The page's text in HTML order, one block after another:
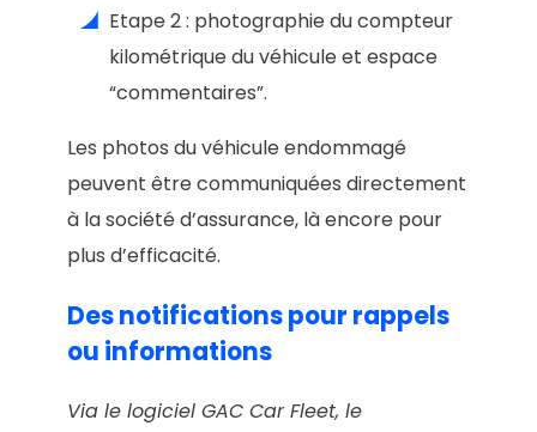
Etape 2 : photographie du compteur
kilométrique du véhicule et espace
“commentaires”.
Les photos du véhicule endommagé
peuvent être communiquées directement
à la société d’assurance, là encore pour
plus d’efficacité.
Des notifications pour rappels
ou informations
Via le logiciel GAC Car Fleet, le